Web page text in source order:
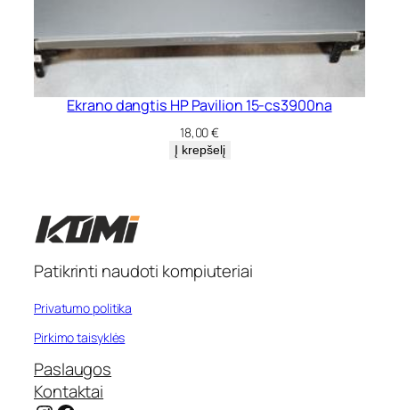
Ekrano dangtis HP Pavilion 15-cs3900na
18,00€
Į krepšelį
Patikrinti naudoti kompiuteriai
Privatumo politika
Pirkimo taisyklės
Paslaugos
Kontaktai